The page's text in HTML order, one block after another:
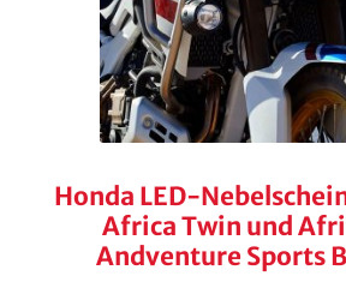
Honda LED-
Africa Twin und
Andventure Sports